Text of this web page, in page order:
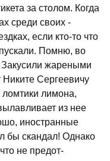
за столом. Когда
среди своих -
если кто-то что
Помню, во
жареными
Сергеевичу
лимона,
из нее
иностранные
бы скандал! Однако
не предот-